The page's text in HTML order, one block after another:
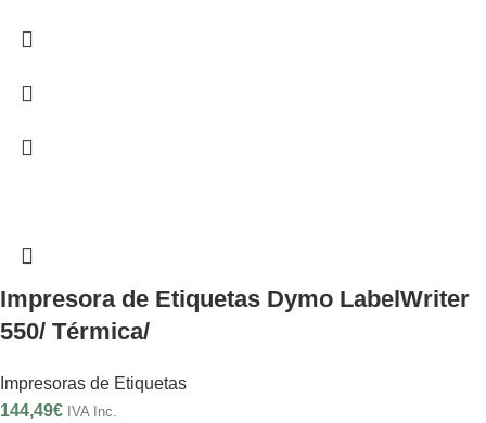
Impresora de Etiquetas Dymo LabelWriter
550/ Térmica/
Impresoras de Etiquetas
144,49€ IVA Inc.